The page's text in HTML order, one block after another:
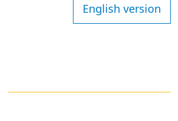
English version